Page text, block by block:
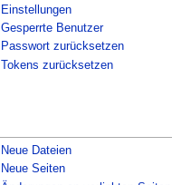
Einstellungen
Gesperrte Benutzer
Passwort zurücksetzen
Tokens zurücksetzen
Neue Dateien
Neue Seiten